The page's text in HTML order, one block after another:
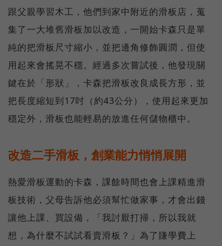
跟父親學習木工，他們到家中附近的滑板店，蒐
集了一大堆舊滑板加以改造，一開始卡森只是單
純的把滑板尺寸縮小，並把邊角修飾圓潤，但使
用起來會搖晃不穩。經過多次嘗試後，他發現關
鍵在於「形狀」，卡森把滑板改良成長方形，並
把長度縮短到17吋（約43公分），使用起來更加
穩定外，滑板也能輕易的放進任何儲物櫃中。
改造二手滑板，創業能力悄悄展開
熱愛滑板運動的卡森，課餘時間也會上課精進滑
板技術，父母告訴他必須幫忙做家事，才會出錢
讓他上課、買設備，「我討厭打掃，所以我就
想，為什麼不試試看賣滑板？」為了賺學費上